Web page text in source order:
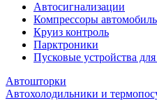
Автосигнализации
Компрессоры
Круиз контроль
Парктроники
Пусковые устройства для
Автошторки
Автохолодильники и